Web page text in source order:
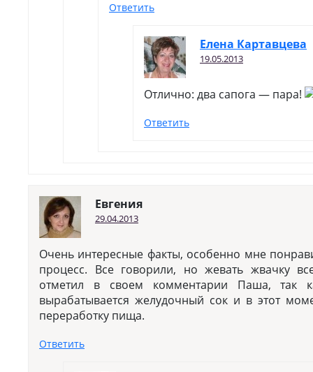
Ответить
Елена Картавцева
19.05.2013
Отлично: два сапога — пара!
Ответить
Евгения
29.04.2013
Очень интересные факты, особенно мне
процесс. Все говорили, но жевать жвачку
отметил в своем комментарии Паша, так
вырабатывается желудочный сок и в этот
переработку пища.
Ответить